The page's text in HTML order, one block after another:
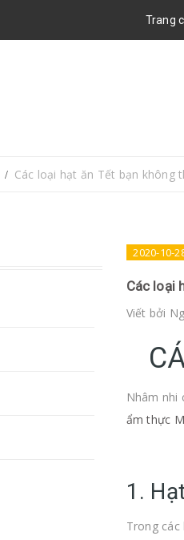
Trang
/ Các loại hạt ăn Tết bạn không
2020-10-
Các loại
Viết bởi
Nhâm nhi
ẩm thực
1.
Trong